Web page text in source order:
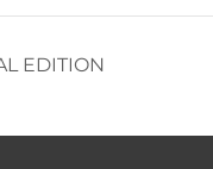
EDITION